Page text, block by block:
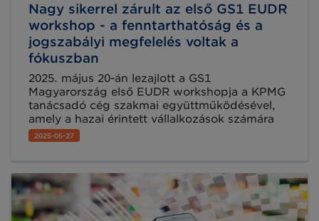
Nagy sikerrel zárult az első GS1 EUDR
workshop - a fenntarthatóság és a
jogszabályi megfelelés voltak a
fókuszban
2025. május 20-án lezajlott a GS1
Magyarország első EUDR workshopja a KPMG
tanácsadó cég szakmai együttműködésével,
amely a hazai érintett vállalkozások számára
nyújtott gyakorlati iránymutatást az Európai
Unió Erdőirtási Rendelete (EUDR) kapcsán. A
szakértők, jogászok és iparági szereplők
közösen elemezték, hogyan lehet megfelelni a
2025 végén hatályba lépő szigorú
előírásoknak.
2025-05-27